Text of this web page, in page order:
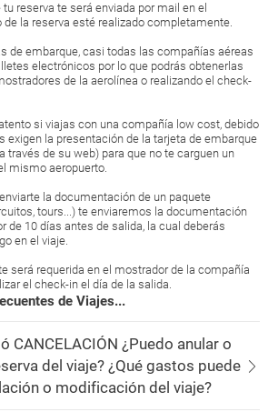
reserva te será enviada por mail en el
de la reserva esté realizado completamente.
de embarque, casi todas las compañías aéreas
electrónicos por lo que podrás obtenerlas
de la aerolínea o realizando el check-
si viajas con una compañía low cost, debido
exigen la presentación de la tarjeta de embarque
través de su web) para que no te carguen un
mismo aeropuerto.
la documentación de un paquete
tours...) te enviaremos la documentación
de 10 días antes de salida, la cual deberás
en el viaje.
será requerida en el mostrador de la compañía
el check-in el día de la salida.
de Viajes...
CANCELACIÓN ¿Puedo anular o
del viaje? ¿Qué gastos puede
o modificación del viaje?